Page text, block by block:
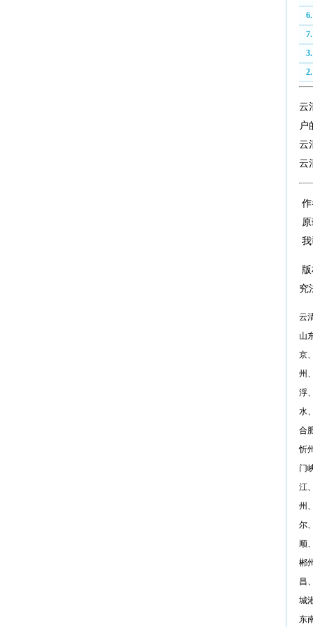
云
户
云
云
究
云
山
京
州
浮
水
合
忻
门
江
州
尔
顺
郴
昌
城
东